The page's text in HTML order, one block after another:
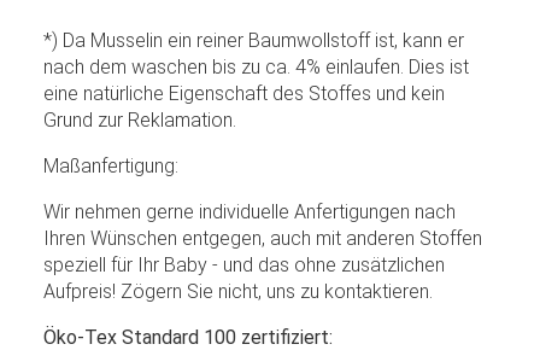
*) Da Musselin ein reiner Baumwollstoff ist, kann er
nach dem waschen bis zu ca. 4% einlaufen. Dies ist
eine natürliche Eigenschaft des Stoffes und kein
Grund zur Reklamation.
Maßanfertigung:
Wir nehmen gerne individuelle Anfertigungen nach
Ihren Wünschen entgegen, auch mit anderen Stoffen
speziell für Ihr Baby - und das ohne zusätzlichen
Aufpreis! Zögern Sie nicht, uns zu kontaktieren.
Öko-Tex Standard 100 zertifiziert: